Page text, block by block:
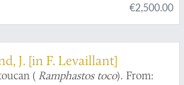
[Plate 7. Le Pignancoin].
€2,500.00
J. [in F. Levaillant]
( Ramphastos toco). From: